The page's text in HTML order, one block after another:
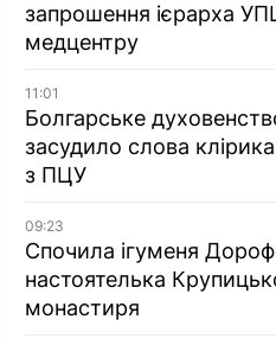
запрошення ієрарха
медцентру
11:01
Болгарське
засудило слова
з ПЦУ
09:23
Спочила ігуменя
настоятелька
монастиря